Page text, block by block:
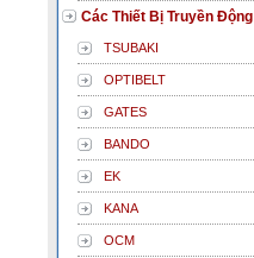
Các Thiết Bị Truyền Động
TSUBAKI
OPTIBELT
GATES
BANDO
EK
KANA
OCM